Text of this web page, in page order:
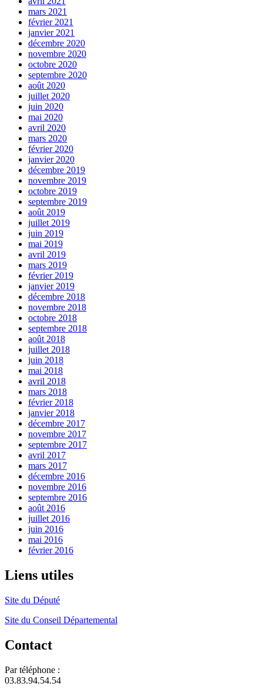
mars 2021
février 2021
janvier 2021
décembre 2020
novembre 2020
octobre 2020
septembre 2020
août 2020
juillet 2020
juin 2020
mai 2020
avril 2020
mars 2020
février 2020
janvier 2020
décembre 2019
novembre 2019
octobre 2019
septembre 2019
août 2019
juillet 2019
juin 2019
mai 2019
avril 2019
mars 2019
février 2019
janvier 2019
décembre 2018
novembre 2018
octobre 2018
septembre 2018
août 2018
juillet 2018
juin 2018
mai 2018
avril 2018
mars 2018
février 2018
janvier 2018
décembre 2017
novembre 2017
septembre 2017
avril 2017
mars 2017
décembre 2016
novembre 2016
septembre 2016
août 2016
juillet 2016
juin 2016
mai 2016
février 2016
Liens utiles
Site du Député
Site du Conseil Départemental
Contact
Par téléphone :
03.83.94.54.54